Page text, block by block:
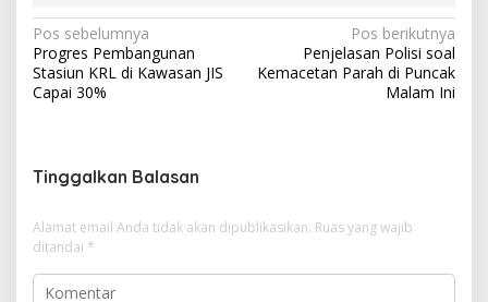
N
a
v
g
a
s
i
p
Pos sebelumnya
Progres Pembangunan
Stasiun KRL di Kawasan JIS
Capai 30%
Pos berikutnya
Penjelasan Polisi soal
Kemacetan Parah di Puncak
Malam Ini
Tinggalkan Balasan
Alamat email Anda tidak akan dipublikasikan. Ruas yang wajib
ditandai *